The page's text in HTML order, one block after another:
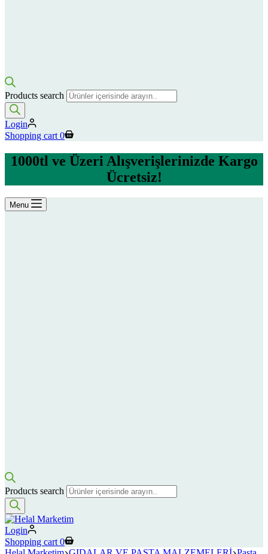
Products search
Login
Shopping cart 0
1000tl ve Üzeri Alışverişlerinizde Kargo
Ücretsiz!
Menu
Products search
Login
Shopping cart 0